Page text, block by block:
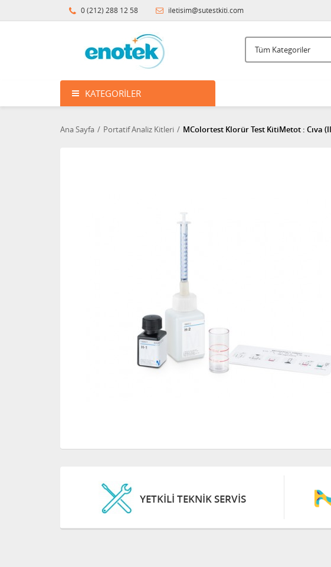
0 (212) 288 12 58 iletisim@sutestkiti.com
KATEGORILER
Ana Sayfa Portatif Analiz Kitleri MColortest Klorür Test KitiMetot : Cıva
YETKİLİ TEKNİK SERVİS